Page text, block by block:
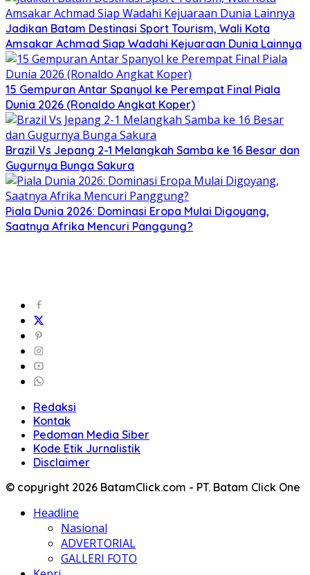
Jadikan Batam Destinasi Sport Tourism, Wali Kota
Amsakar Achmad Siap Wadahi Kejuaraan Dunia Lainnya
15 Gempuran Antar Spanyol ke Perempat Final Piala
Dunia 2026 (Ronaldo Angkat Koper)
Brazil Vs Jepang 2-1 Melangkah Samba ke 16 Besar dan
Gugurnya Bunga Sakura
Piala Dunia 2026: Dominasi Eropa Mulai Digoyang,
Saatnya Afrika Mencuri Panggung?
Redaksi
Kontak
Pedoman Media Siber
Kode Etik Jurnalistik
Disclaimer
© copyright 2026 BatamClick.com - PT. Batam Click One
Headline
Nasional
ADVERTORIAL
GALLERI FOTO